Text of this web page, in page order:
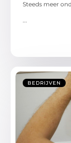
Steeds meer
BEDRIJVEN